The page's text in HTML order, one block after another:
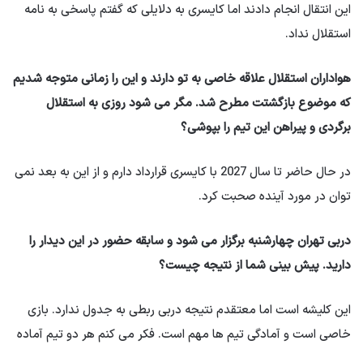
این انتقال انجام دادند اما کایسری به دلایلی که گفتم پاسخی به نامه
استقلال نداد.
هواداران استقلال علاقه خاصی به تو دارند و این را زمانی متوجه شدیم
که موضوع بازگشتت مطرح شد. مگر می شود روزی به استقلال
برگردی و پیراهن این تیم را بپوشی؟
در حال حاضر تا سال 2027 با کایسری قرارداد دارم و از این به بعد نمی
توان در مورد آینده صحبت کرد.
دربی تهران چهارشنبه برگزار می شود و سابقه حضور در این دیدار را
دارید. پیش بینی شما از نتیجه چیست؟
این کلیشه است اما معتقدم نتیجه دربی ربطی به جدول ندارد. بازی
خاصی است و آمادگی تیم ها مهم است. فکر می کنم هر دو تیم آماده